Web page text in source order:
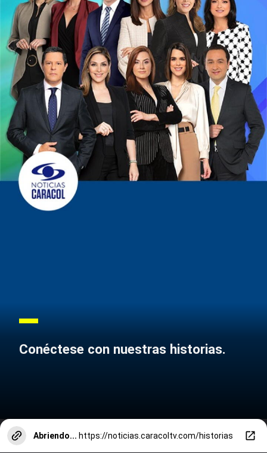
Conéctese con nuestras historias.
Abriendo... https://noticias.caracoltv.com/historias